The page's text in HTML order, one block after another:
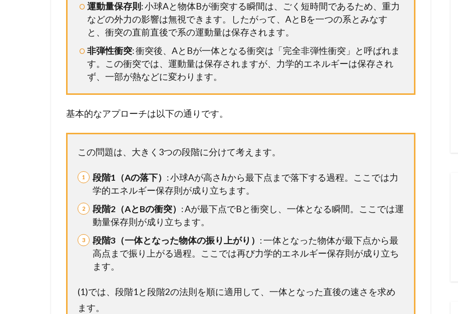
プ
が
必
で
す
運動量保存則 : 小球Aと物体Bが衝突する瞬間は、ごく短時間であるため、重力
などの外力の影響は無視できます。したがって、AとBを一つの系とみなす
と、衝突の直前直後で系の運動量は保存されます。
非弾性衝突: 衝突後、AとBが一体となる衝突は「完全非弾性衝突」と呼ばれま
す。この衝突では、運動量は保存されますが、力学的エネルギーは保存され
ず、一部が熱などに変わります。
基本的なアプローチは以下の通りです。
この問題は、大きく3つの段階に分けて考えます。
段階1（Aの落下） : 小球Aが高さ hから最下点まで落下する過程。ここでは力
学的エネルギー保存則が成り立ちます。
段階2（AとBの衝突） : Aが最下点でBと衝突し、一体となる瞬間。ここでは運
動量保存則が成り立ちます。
段階3（一体となった物体の振り上がり） : 一体となった物体が最下点から最
高点まで振り上がる過程。ここでは再び力学的エネルギー保存則が成り立ち
ます。
(1)では、段階1と段階2の法則を順に適用して、一体となった直後の速さを求め
ます。